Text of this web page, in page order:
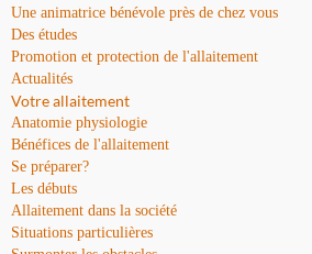
Une animatrice bénévole près de chez vous
Des études
Promotion et protection de l'allaitement
Actualités
Votre allaitement
Anatomie physiologie
Bénéfices de l'allaitement
Se préparer?
Les débuts
Allaitement dans la société
Situations particulières